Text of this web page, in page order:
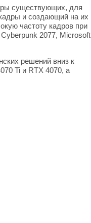
существующих, для
и создающий на их
частоту кадров при
2077, Microsoft
решений вниз к
Ti и RTX 4070, а